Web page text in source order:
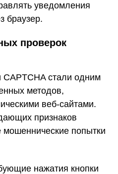
уведомления
браузер.
проверок
стали одним
методов,
веб-сайтами.
признаков
мошеннические попытки
нажатия кнопки